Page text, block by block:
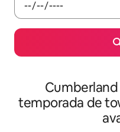
temporada de